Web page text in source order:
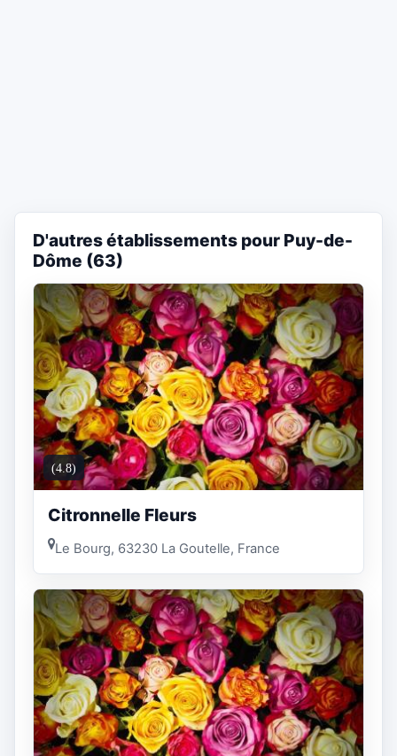
D'autres établissements pour Puy-de-
Dôme (63)
(4.8)
Citronnelle Fleurs
Le Bourg, 63230 La Goutelle, France